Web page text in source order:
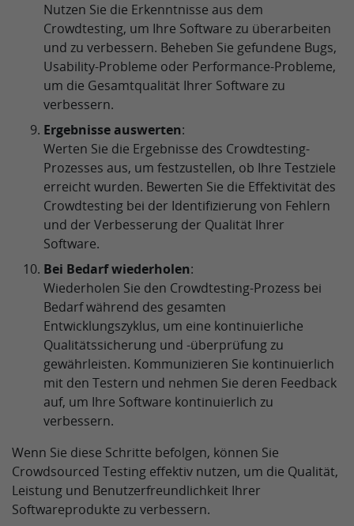
Nutzen Sie die Erkenntnisse aus dem
Crowdtesting, um Ihre Software zu überarbeiten
und zu verbessern. Beheben Sie gefundene Bugs,
Usability-Probleme oder Performance-Probleme,
um die Gesamtqualität Ihrer Software zu
verbessern.
Ergebnisse auswerten:
Werten Sie die Ergebnisse des Crowdtesting-
Prozesses aus, um festzustellen, ob Ihre Testziele
erreicht wurden. Bewerten Sie die Effektivität des
Crowdtesting bei der Identifizierung von Fehlern
und der Verbesserung der Qualität Ihrer
Software.
Bei Bedarf wiederholen:
Wiederholen Sie den Crowdtesting-Prozess bei
Bedarf während des gesamten
Entwicklungszyklus, um eine kontinuierliche
Qualitätssicherung und -überprüfung zu
gewährleisten. Kommunizieren Sie kontinuierlich
mit den Testern und nehmen Sie deren Feedback
auf, um Ihre Software kontinuierlich zu
verbessern.
Wenn Sie diese Schritte befolgen, können Sie
Crowdsourced Testing effektiv nutzen, um die Qualität,
Leistung und Benutzerfreundlichkeit Ihrer
Softwareprodukte zu verbessern.